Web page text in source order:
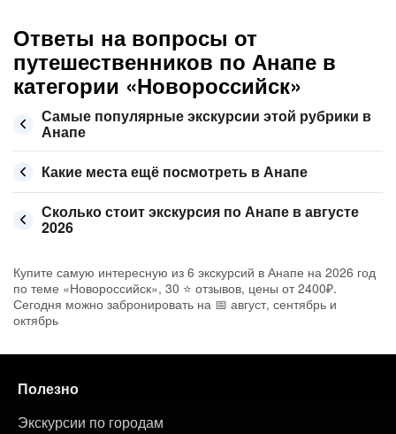
Ответы на вопросы от
путешественников по Анапе в
категории «Новороссийск»
Самые популярные экскурсии этой рубрики в
Анапе
Какие места ещё посмотреть в Анапе
Сколько стоит экскурсия по Анапе в августе
2026
Купите самую интересную из 6 экскурсий в Анапе на 2026 год
по теме «Новороссийск», 30 ⭐ отзывов, цены от 2400₽.
Сегодня можно забронировать на 📅 август, сентябрь и
октябрь
Полезно
Экскурсии по городам